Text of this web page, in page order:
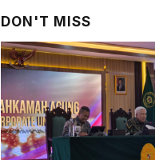
DON'T MISS